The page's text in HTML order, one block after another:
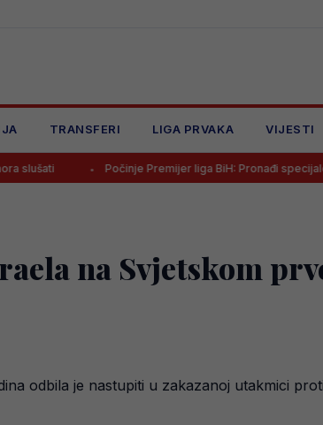
TRANSFERI LIGA PRVAKA VIJESTI
Počinje Premijer liga BiH: Pronađi specijale i iskoristi
na Svjetskom
odbila je nastupiti u zakazanoj utakmici